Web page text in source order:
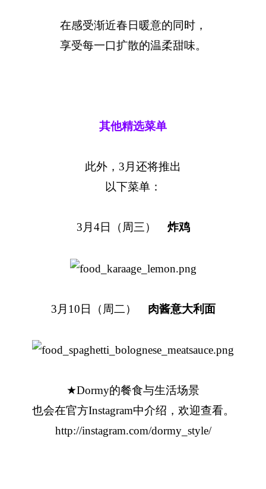
在感受渐近春日暖意的同时，
享受每一口扩散的温柔甜味。
其他精选菜单
此外，3月还将推出
以下菜单：
3月4日（周三） 炸鸡
3月10日（周二） 肉酱意大利面
★Dormy的餐食与生活场景
也会在官方Instagram中介绍，欢迎查看。
http://instagram.com/dormy_style/